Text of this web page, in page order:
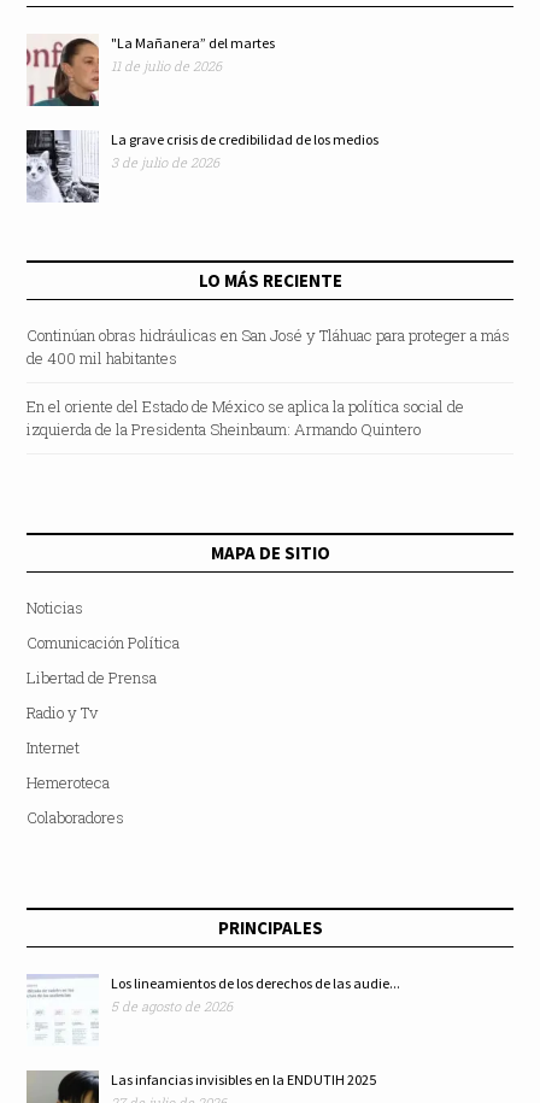
"La Mañanera” del martes
11 de julio de 2026
La grave crisis de credibilidad de los medios
3 de julio de 2026
LO MÁS RECIENTE
Continúan obras hidráulicas en San José y Tláhuac para proteger a más
de 400 mil habitantes
En el oriente del Estado de México se aplica la política social de
izquierda de la Presidenta Sheinbaum: Armando Quintero
MAPA DE SITIO
Noticias
Comunicación Política
Libertad de Prensa
Radio y Tv
Internet
Hemeroteca
Colaboradores
PRINCIPALES
Los lineamientos de los derechos de las audie...
5 de agosto de 2026
Las infancias invisibles en la ENDUTIH 2025